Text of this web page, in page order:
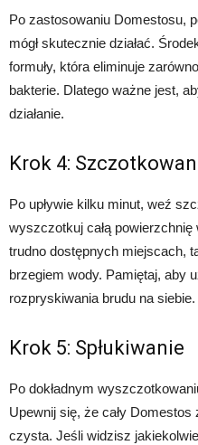
Po zastosowaniu Domestosu,
mógł skutecznie działać.
formuły, która eliminuje
bakterie. Dlatego ważne jest,
działanie.
Krok 4:
Po upływie kilku minut, weź
wyszczotkuj całą
trudno dostępnych miejscach,
brzegiem wody. Pamiętaj, aby
rozpryskiwania brudu na siebie.
Krok 5: Spłukiwanie
Po dokładnym
Upewnij się, że cały Domestos
czysta. Jeśli widzisz